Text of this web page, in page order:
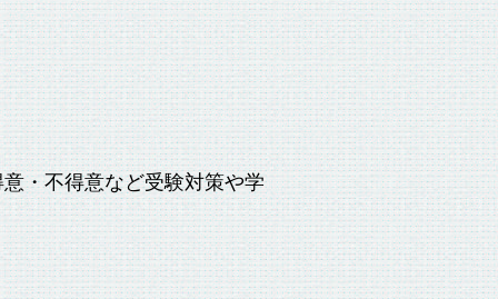
・不得意など受験対策や学